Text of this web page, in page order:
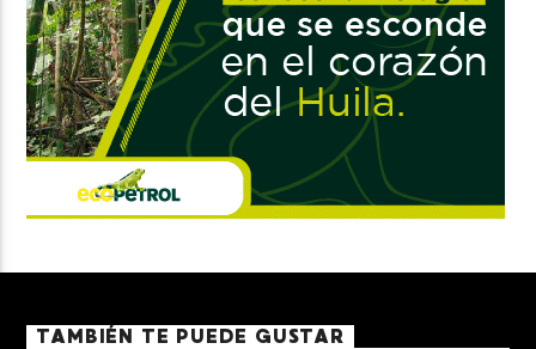
TAMBIÉN TE PUEDE GUSTAR